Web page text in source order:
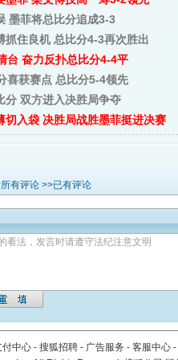
墨菲将总比分追成3-3
抓住良机 总比分4-3再次胜出
台 奋力反扑总比分4-4平
喜获赛点 总比分5-4领先
分 双方进入决胜局争夺
切入袋 决胜局战胜墨菲挺进决赛
有评论 >>已有评论
付中心 - 搜狐招聘 - 广告服务 - 客服中心 -